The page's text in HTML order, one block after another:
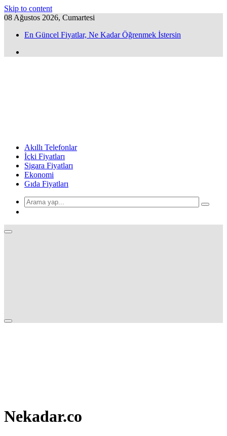
Skip to content
08 Ağustos 2026, Cumartesi
En Güncel Fiyatlar, Ne Kadar Öğrenmek İstersin
Akıllı Telefonlar
İçki Fiyatları
Sigara Fiyatları
Ekonomi
Gıda Fiyatları
Nekadar.co